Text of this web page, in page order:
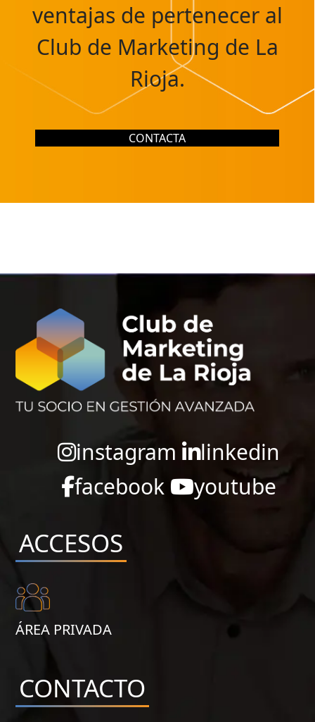
ventajas de pertenecer al
Club de Marketing de La
Rioja.
CONTACTA
instagram
linkedin
facebook
youtube
ACCESOS
ÁREA PRIVADA
CONTACTO